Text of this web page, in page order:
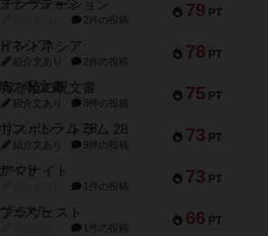
79 PT
テンプテーション
2件の投稿
78 PT
インドネシア
紹介文あり 2件の投稿
75 PT
宵と暁の呪文書
紹介文あり 8件の投稿
73 PT
リスボン・トラム 28
紹介文あり 9件の投稿
73 PT
アマナイト
1件の投稿
66 PT
ブラヴェスト
1件の投稿